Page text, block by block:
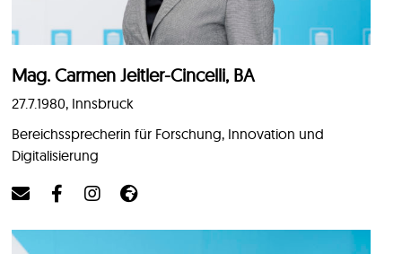
Mag. Carmen Jeitler-Cincelli, BA
27.7.1980, Innsbruck
Bereichssprecherin für Forschung, Innovation und
Digitalisierung